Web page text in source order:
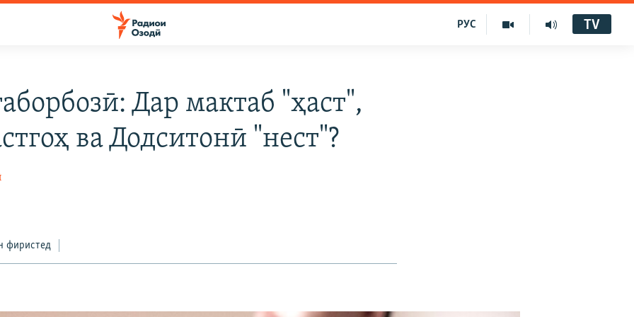
РУС TV
Дар мактаб "ҳаст",
ва Додситонӣ "нест"?
фиристед